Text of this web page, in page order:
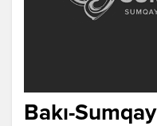
Bakı-